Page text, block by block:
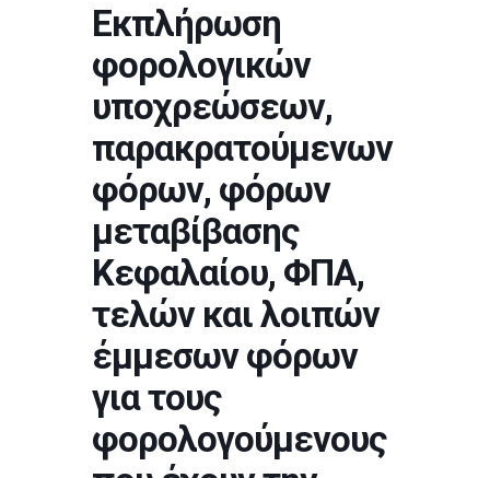
Εκπλήρωση
φορολογικών
υποχρεώσεων,
παρακρατούμενων
φόρων, φόρων
μεταβίβασης
Κεφαλαίου, ΦΠΑ,
τελών και λοιπών
έμμεσων φόρων
για τους
φορολογούμενους